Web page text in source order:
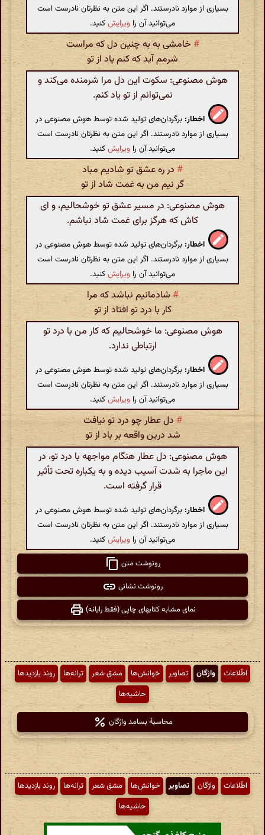
بسیاری از موارد نادرستند. اگر این متن به نظرتان نادرست است
می‌توانید آن را ویرایشکنید.
# خامشی به به چنین دل که مراست
شرمم آید که کنم یاد از تو
هوش مصنوعی: سکوت این دل مرا شرمنده می‌کند و
نمی‌توانم از تو یاد کنم.
اخطار: برگردان‌های تولید شده توسط هوش مصنوعی در
بسیاری از موارد نادرستند. اگر این متن به نظرتان نادرست است
می‌توانید آن را ویرایشکنید.
# در ره عشق تو شادیم مباد
گر نیم من به غمت شاد از تو
هوش مصنوعی: در مسیر عشق تو خوشحالیم، و ای
کاش که هرگز برای غمت شاد نباشم.
اخطار: برگردان‌های تولید شده توسط هوش مصنوعی در
بسیاری از موارد نادرستند. اگر این متن به نظرتان نادرست است
می‌توانید آن را ویرایشکنید.
#شادمانیم نباشد که مرا
کار با درد تو افتاد از تو
هوش مصنوعی: ما خوشحالیم که کار من با درد تو
ارتباطی ندارد.
اخطار: برگردان‌های تولید شده توسط هوش مصنوعی در
بسیاری از موارد نادرستند. اگر این متن به نظرتان نادرست است
می‌توانید آن را ویرایشکنید.
# دل عطار چو درد تو نیافت
شد درین واقعه بر باد از تو
هوش مصنوعی: دل عطار هنگام مواجهه با درد تو، در
این ماجرا به شدت آسیب دیده و به یکباره تحت تأثیر
قرار گرفته است.
اخطار: برگردان‌های تولید شده توسط هوش مصنوعی در
بسیاری از موارد نادرستند. اگر این متن به نظرتان نادرست است
می‌توانید آن را ویرایشکنید.
رونوشت متن
رونوشت نشانی
نمای مشابه کتابهای چاپی (فقط رایانه)
اطّلاعات واژگان تصاویر خوانش‌ها مشق شعر ترانه‌ها
روند بازدیدها
حاشیه‌ها
محاسبهٔ بسامد واژگان
اطّلاعات واژگان تصاویر خوانش‌ها مشق شعر ترانه‌ها
روند بازدیدها
حاشیه‌ها